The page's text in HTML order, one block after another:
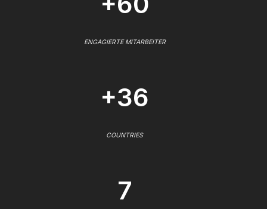
ENGAGIERTE MITARBEITER
+36
COUNTRIES
7